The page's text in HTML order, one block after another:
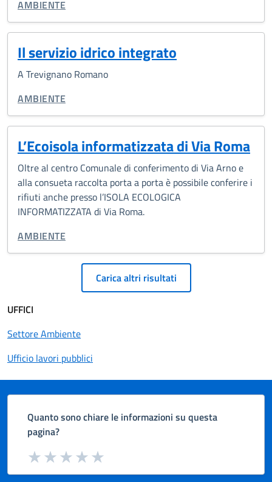
CATEGORIA CORRELATA:
AMBIENTE
Il servizio idrico integrato
A Trevignano Romano
CATEGORIA CORRELATA:
AMBIENTE
L’Ecoisola informatizzata di Via Roma
Oltre al centro Comunale di conferimento di Via Arno e
alla consueta raccolta porta a porta è possibile conferire i
rifiuti anche presso l’ISOLA ECOLOGICA
INFORMATIZZATA di Via Roma.
CATEGORIA CORRELATA:
AMBIENTE
Paginazione
Carica altri risultati
UFFICI
Settore Ambiente
Ufficio lavori pubblici
Quanto sono chiare le informazioni su questa
pagina?
Valuta da 1 a 5 stelle la pagina
Valuta 5 stelle su 5
Valuta 4 stelle su 5
Valuta 3 stelle su 5
Valuta 2 stelle su 5
Valuta 1 stelle su 5